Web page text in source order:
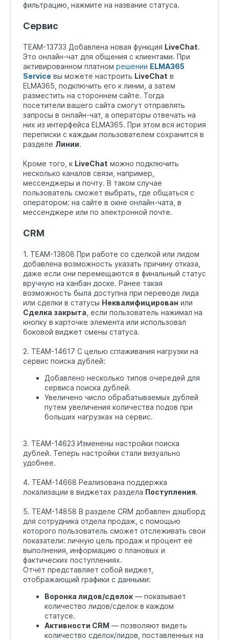
фильтрацию, нажмите на название статуса.
Сервис
TEAM-13733 Добавлена новая функция LiveChat.
Это онлайн-чат для общения с клиентами. При
активированном платном решении ELMA365
Service вы можете настроить LiveChat в
ELMA365, подключить его к линии, а затем
разместить на стороннем сайте. Тогда
посетители вашего сайта смогут отправлять
запросы в онлайн-чат, а операторы отвечать на
них из интерфейса ELMA365. При этом вся история
переписки с каждым пользователем сохранится в
разделе Линии.
Кроме того, к LiveChat можно подключить
несколько каналов связи, например,
мессенджеры и почту. В таком случае
пользователь сможет выбрать, где общаться с
оператором: на сайте в окне онлайн-чата, в
мессенджере или по электронной почте.
CRM
1. TEAM-13808 При работе со сделкой или лидом
добавлена возможность указать причину отказа,
даже если они перемещаются в финальный статус
вручную на канбан доске. Ранее такая
возможность была доступна при переводе лида
или сделки в статусы Неквалифицирован или
Сделка закрыта , если пользователь нажимал на
кнопку в карточке элемента или использовал
боковой виджет смены статуса.
2. TEAM-14617 С целью сглаживания нагрузки на
сервис поиска дублей:
Добавлено несколько типов очередей для
сервиса поиска дублей.
Увеличено число обрабатываемых дублей
путем увеличения количества подов при
больших нагрузках на сервис.
3. TEAM-14623 Изменены настройки поиска
дублей. Теперь настройки стали визуально
удобнее.
4. TEAM-14668 Реализована поддержка
локализации в виджетах раздела Поступления.
5. TEAM-14858 В разделе CRM добавлен дэшборд
для сотрудника отдела продаж, с помощью
которого пользователь сможет отслеживать свои
показатели: личную цель продаж и процент её
выполнения, информацию о плановых и
фактических поступлениях.
Отчёт представляет собой виджет,
отображающий графики с данными:
Воронка лидов/сделок — показывает
количество лидов/сделок в каждом
статусе.
Активности CRM — позволяют видеть
количество сделок/лидов, поставленных на